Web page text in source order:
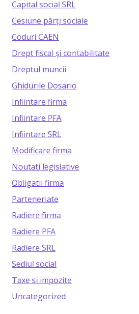
Capital social SRL
Cesiune părți sociale
Coduri CAEN
Drept fiscal și contabilitate
Dreptul muncii
Ghidurile Dosario
Infiintare firma
Infiintare PFA
Infiintare SRL
Modificare firma
Noutati legislative
Obligatii firma
Parteneriate
Radiere firma
Radiere PFA
Radiere SRL
Sediul social
Taxe si impozite
Uncategorized